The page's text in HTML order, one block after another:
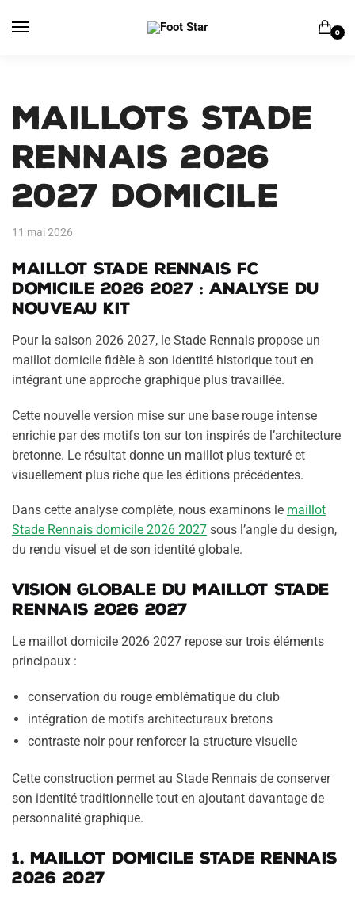
0
Maillots Stade
Rennais 2026
2027 Domicile
11 mai 2026
Maillot Stade Rennais FC
domicile 2026 2027 : analyse du
nouveau kit
Pour la saison 2026 2027, le Stade Rennais propose un
maillot domicile fidèle à son identité historique tout en
intégrant une approche graphique plus travaillée.
Cette nouvelle version mise sur une base rouge intense
enrichie par des motifs ton sur ton inspirés de l’architecture
bretonne. Le résultat donne un maillot plus texturé et
visuellement plus riche que les éditions précédentes.
Dans cette analyse complète, nous examinons le maillot
Stade Rennais domicile 2026 2027 sous l’angle du design,
du rendu visuel et de son identité globale.
Vision globale du maillot Stade
Rennais 2026 2027
Le maillot domicile 2026 2027 repose sur trois éléments
principaux :
conservation du rouge emblématique du club
intégration de motifs architecturaux bretons
contraste noir pour renforcer la structure visuelle
Cette construction permet au Stade Rennais de conserver
son identité traditionnelle tout en ajoutant davantage de
personnalité graphique.
1. Maillot domicile Stade Rennais
2026 2027